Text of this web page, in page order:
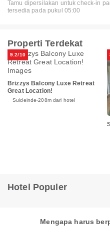
Tamu dipersilakan untuk check-in
tersedia pada pukul 05:00
Properti Terdekat
9.2/10
Brizzys Balcony Luxe Retreat
Great Location!
Suideinde 208m dari hotel
Hotel Populer
Mengapa harus